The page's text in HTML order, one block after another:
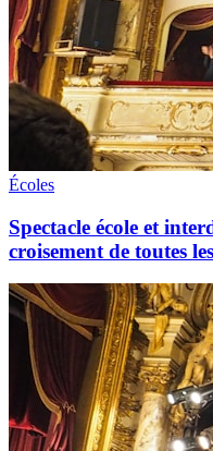
Écoles
Spectacle école et
croisement de toutes